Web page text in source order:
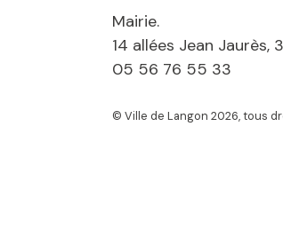
Noël illumine Langon
Mairie.
14 allées Jean Jaurès,
05 56 76 55 33
© Ville de Langon 2026, tous